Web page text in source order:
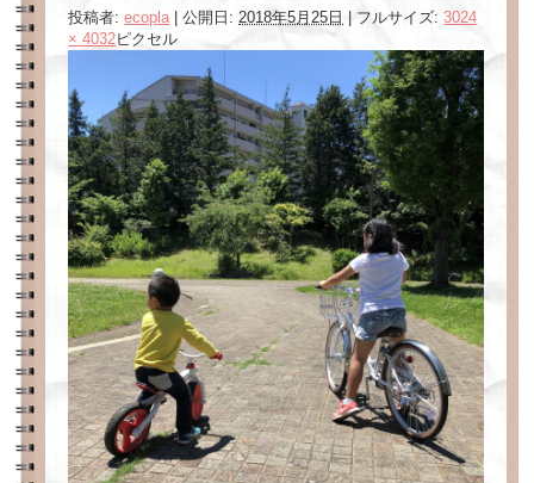
投稿者: ecopla 公開日: 2018年5月25日 フルサイズ:3024
× 4032ピクセル